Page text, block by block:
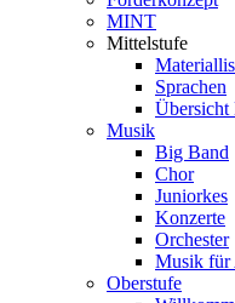
MINT
Mittelstufe
Sprachen
Übersicht
Musik
Big Band
Chor
Juniorkes
Konzerte
Orchester
Musik für
Oberstufe